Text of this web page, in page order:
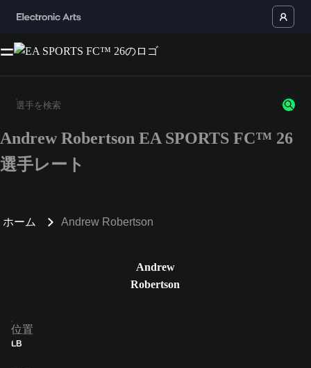
3文字以上の文字または数字を入力してください。
Andrew Robertson EA SPORTS FC™ 26
選手レート
ホーム Andrew Robertson
Andrew
Robertson
位置
LB